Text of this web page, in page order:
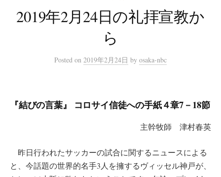
2019年2月24日の礼拝宣教か
ら
Posted on 2019年2月24日 by osaka-nbc
『結びの言葉』 コロサイ信徒への手紙４章7－18節
主幹牧師 津村春英
昨日行われたサッカーの試合に関するニュースによる
と、今話題の世界的名手3人を擁するヴィッセル神戸が、